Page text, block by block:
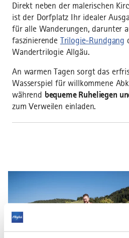
Direkt neben der malerischen
ist der Dorfplatz Ihr idealer
für alle Wanderungen, darunter
faszinierende Trilogie-Rundgang
Wandertrilogie Allgäu.
An warmen Tagen sorgt das
Wasserspiel für willkommene
während bequeme Ruheliegen
zum Verweilen einladen.